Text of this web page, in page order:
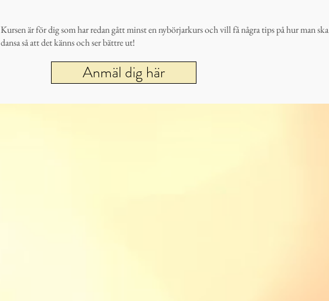
Kursen är för dig som har redan gått minst en nybörjarkurs och vill få några tips på hur man ska
dansa så att det känns och ser bättre ut!
Anmäl dig här